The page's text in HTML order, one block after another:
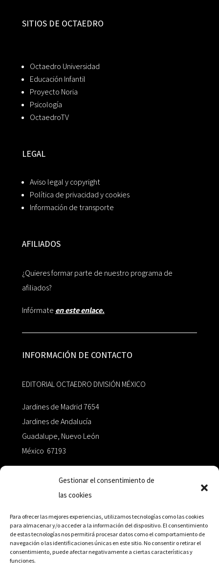
Gestionar el consentimiento de
las cookies
Para ofrecer las mejores experiencias, utilizamos tecnologías como las cookies
para almacenar y/o acceder a la información del dispositivo. El consentimiento
de estas tecnologías nos permitirá procesar datos como el comportamiento de
navegación o las identificaciones únicas en este sitio. No consentir o retirar el
consentimiento, puede afectar negativamente a ciertas características y
funciones.
SITIOS DE OCTAEDRO
Octaedro Universidad
Educación Infantil
Proyecto Noria
Psicología
OctaedroTV
LEGAL
Aviso legal y copyright
Política de privacidad y cookies
Información de transporte
AFILIADOS
¿Quieres formar parte de nuestro programa de
afiliados?
Infórmate en este enlace.
INFORMACIÓN DE CONTACTO
EDITORIAL OCTAEDRO DIVISIÓN MÉXICO
Jardines de Madrid 7654
Jardines de Andalucía
Guadalupe, Nuevo León
México 67193
+52 811.499.5638
RED DE DISTRIBUCIÓN